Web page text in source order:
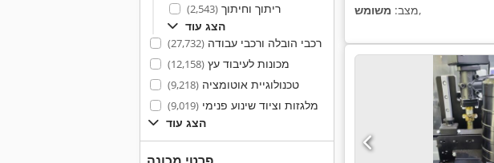
ריתוך וחיתוך(2,543)
הצג עוד
רכבי הובלה ורכבי עבודה(27,732)
מכונות לעיבוד עץ(12,158)
טכנולוגיית אוטומציה(9,218)
מלגזות וציוד שינוע פנימי(9,019)
הצג עוד
מצב: משומש ,